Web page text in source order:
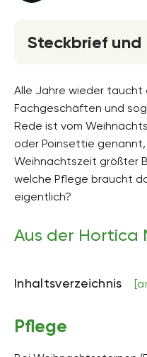
Steckbrief
unscheinbar
Standort
Halbschatten,
Blütezeit
Januar, Februar,
Wuchsform
Höhe
Alle Jahre wieder taucht
Fachgeschäften und
Rede ist vom
oder Poinsettie
Weihnachtszeit größter
welche Pflege braucht
eigentlich?
Aus der Hortica
Inhaltsverzeichnis
Pflege